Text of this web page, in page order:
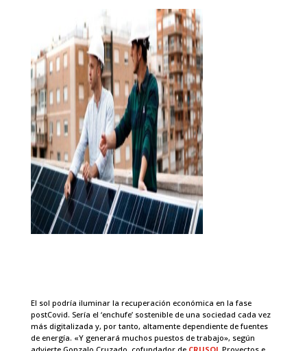
El sol podría iluminar la recuperación económica en la fase
postCovid. Sería el ‘enchufe’ sostenible de una sociedad cada vez
más digitalizada y, por tanto, altamente dependiente de fuentes
de energía. «Y generará muchos puestos de trabajo», según